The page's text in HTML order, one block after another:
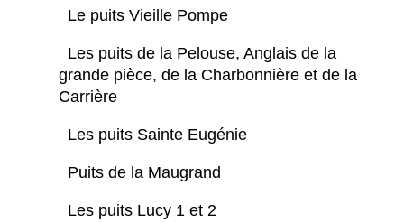
Le puits Vieille Pompe
Les puits de la Pelouse, Anglais de la
grande pièce, de la Charbonnière et de la
Carrière
Les puits Sainte Eugénie
Puits de la Maugrand
Les puits Lucy 1 et 2